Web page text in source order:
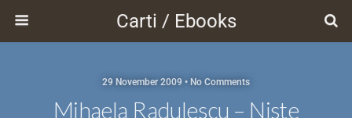
Carti / Ebooks
29 November 2009 • No Comments
Mihaela Radulescu – Niste